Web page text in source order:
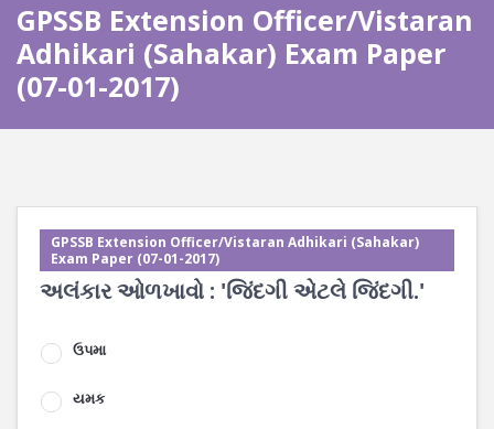
GPSSB Extension Officer/Vistaran
Adhikari (Sahakar) Exam Paper
(07-01-2017)
GPSSB Extension Officer/Vistaran Adhikari (Sahakar)
Exam Paper (07-01-2017)
અલંકાર ઓળખાવો : 'જિંદગી એટલે જિંદગી.'
ઉપમા
યમક